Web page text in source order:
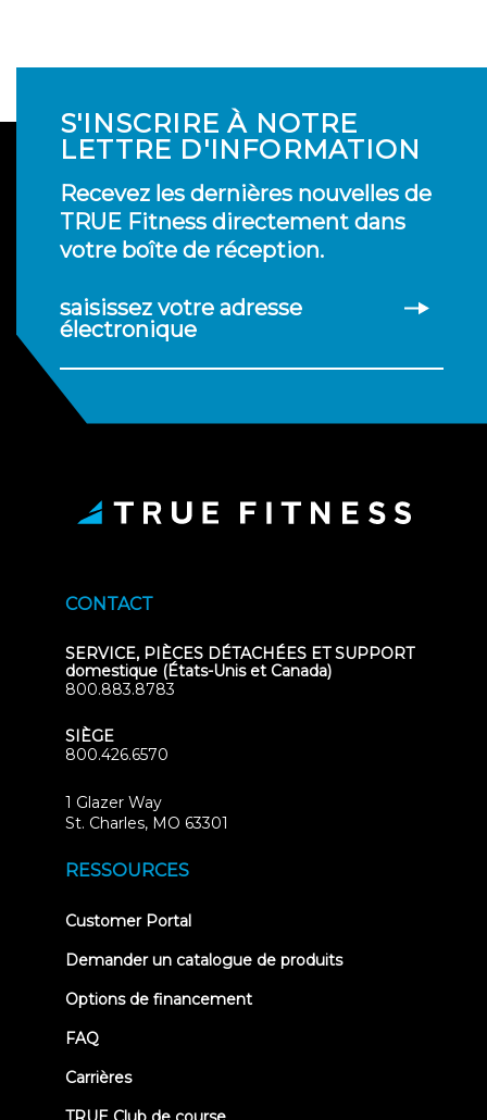
S'INSCRIRE À NOTRE
LETTRE D'INFORMATION
Recevez les dernières nouvelles de
TRUE Fitness directement dans
votre boîte de réception.
saisissez votre adresse
électronique
CONTACT
SERVICE, PIÈCES DÉTACHÉES ET SUPPORT
domestique (États-Unis et Canada)
800.883.8783
SIÈGE
800.426.6570
1 Glazer Way
St. Charles, MO 63301
RESSOURCES
Customer Portal(opens
new
Demander un catalogue de produits
Options de financement
FAQ
Carrières